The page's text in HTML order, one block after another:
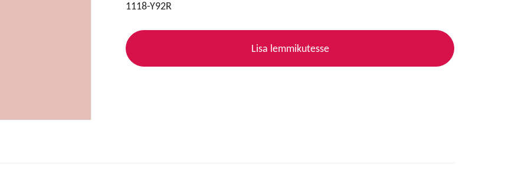
1118-Y92R
Lisa lemmikutesse